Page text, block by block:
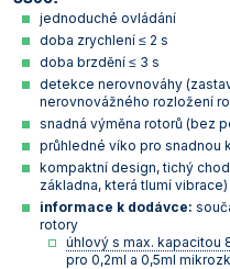
jednoduché ovládání
doba zrychlení ≤ 2 s
doba brzdění ≤ 3 s
detekce nerovnováhy
nerovnovážného rozložení
snadná výměna rotorů (bez
průhledné víko pro snadnou
kompaktní design, tichý
základna, která tlumí vibrace)
informace k dodávce:
rotory
úhlový s max. kapacitou
pro 0,2ml a 0,5ml